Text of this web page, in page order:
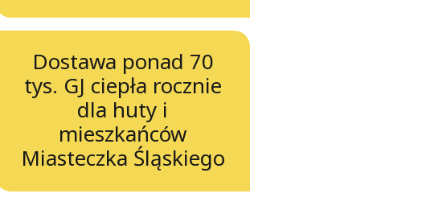
Dostawa ponad 70
tys. GJ ciepła rocznie
dla huty i
mieszkańców
Miasteczka Śląskiego